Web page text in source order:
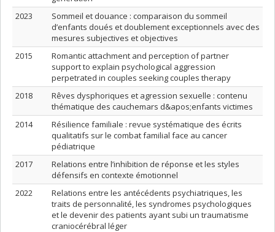
2023
Sommeil et douance : comparaison du sommeil
d’enfants doués et doublement exceptionnels avec des
mesures subjectives et objectives
2015
Romantic attachment and perception of partner
support to explain psychological aggression
perpetrated in couples seeking couples therapy
2018
Rêves dysphoriques et agression sexuelle : contenu
thématique des cauchemars d&apos;enfants victimes
2014
Résilience familiale : revue systématique des écrits
qualitatifs sur le combat familial face au cancer
pédiatrique
2017
Relations entre l’inhibition de réponse et les styles
défensifs en contexte émotionnel
2022
Relations entre les antécédents psychiatriques, les
traits de personnalité, les syndromes psychologiques
et le devenir des patients ayant subi un traumatisme
craniocérébral léger